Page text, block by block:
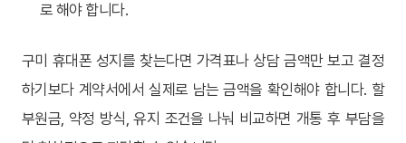
로 해야 합니다.
구미 휴대폰 성지를 찾는다면 가격표나 상담 금액만 보고 결정
하기보다 계약서에서 실제로 남는 금액을 확인해야 합니다. 할
부원금, 약정 방식, 유지 조건을 나눠 비교하면 개통 후 부담을